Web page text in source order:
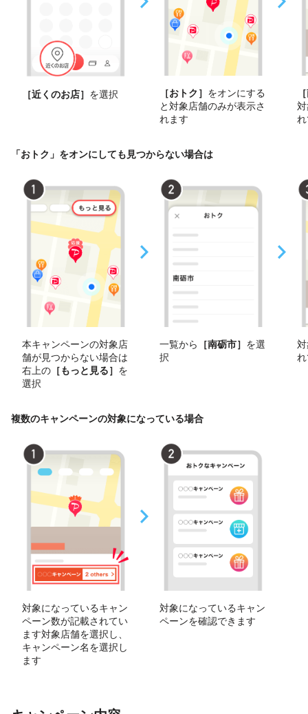
［近くのお店］ を選択 ［おトク］ をオンにする
と対象店舗のみが表示さ
れます
「おトク」をオンにしても見つからない場合は
本キャンペーンの対象店
舗が見つからない場合は
右上の ［もっと見る］ を
選択
一覧から ［南砺市］ を選
択
複数のキャンペーンの対象になっている場合
対象になっているキャン
ペーン数が記載されてい
ます対象店舗を選択し、
キャンペーン名を選択し
ます
対象になっているキャン
ペーンを確認できます